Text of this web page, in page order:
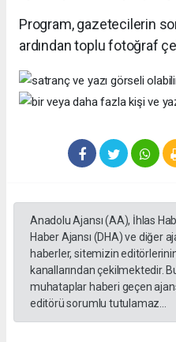
Program, gazetecilerin
ardından toplu fotoğraf
Anadolu Ajansı (AA), İhlas
Haber Ajansı (DHA) ve diğer
haberler, sitemizin
kanallarından çekilmektedir.
muhataplar haberi geçen
editörü sorumlu tutulamaz...